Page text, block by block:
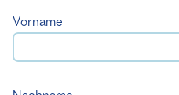
Vorname